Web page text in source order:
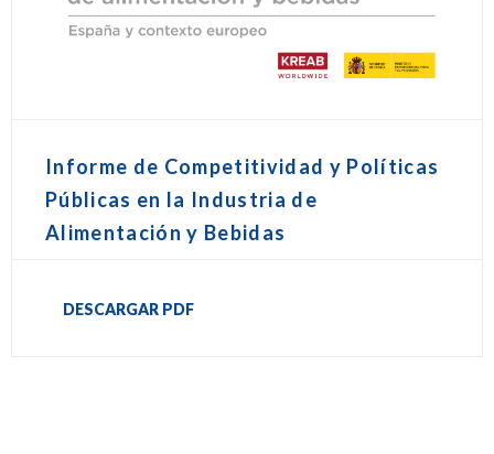
Informe de Competitividad y Políticas
Públicas en la Industria de
Alimentación y Bebidas
DESCARGAR PDF